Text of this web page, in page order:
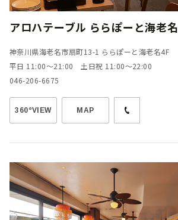
アロハテーブル ららぽーと海老名
神奈川県海老名市扇町13-1 ららぽーと海老名4F
平日 11:00～21:00 土日祝 11:00～22:00
046-206-6675
360°VIEW MAP